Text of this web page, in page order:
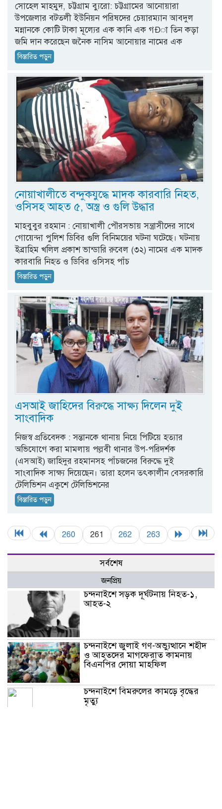
সোহেল মাহমুদ, চট্টগ্রাম ব্যুরো: চট্টগ্রামের আনোয়ারা
উপজেলার বটতলী ইউনিয়ন পরিষদের চেয়ারম্যান আবদুল
মন্নানকে কোটি টাকা মূল্যের এক কানি এক গÐা তিন কড়া
জমি দান করেছেন জনৈক নাসিম আনোয়ার নামের এক
বিস্তারিত পড়ুন
নোয়াখালীতে বন্দুকযুদ্ধে মাদক কারবারি নিহত,
ওসিসহ আহত ৫, অস্ত্র ও গুলি উদ্ধার
মাহবুবুর রহমান : নোয়াখালী পৌরসভায় সন্ত্রাসীদের সাথে
গোয়েন্দা পুলিশ ডিবির গুলি বিনিময়ের ঘটনা ঘটেছে। ঘটনায়
ইব্রাহিম খলিল প্রকাশ ভান্ডারি রুবেল (৩২) নামের এক মাদক
কারবারি নিহত ও ডিবির ওসিসহ পাঁচ
বিস্তারিত পড়ুন
এসআই জাহিদের বিরুদ্ধে সাক্ষ্য দিলেন দুই
সাংবাদিক
নিজস্ব প্রতিবেদক : সন্তানকে থানায় নিয়ে পিটিয়ে হত্যার
অভিযোগে করা মামলায় পল্লবী থানার উপ-পরিদর্শক
(এসআই) জাহিদুর রহমানসহ পাঁচজনের বিরুদ্ধে দুই
সাংবাদিক সাক্ষ্য দিয়েছেন। তারা হলেন তৎকালীন বেসরকারি
টেলিভিশন একুশে টেলিভিশনের
বিস্তারিত পড়ুন
260 261 262 263
সর্বশেষ
জনপ্রিয়
চন্দনাইশে সড়ক দূর্ঘটনায় নিহত-১,
আহত-২
চন্দনাইশে জুলাই গণ-অভ্যুত্থানে শহীদ
ও আহতদের মাগফেরাত কামনায়
বিএনপির দোয়া মাহফিল
চন্দনাইশে বিমরুলের কামড়ে বৃদ্ধের
মৃত্যু